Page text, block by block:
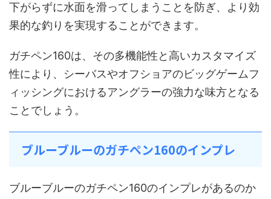
下がらずに水面を滑ってしまうことを防ぎ、より効
果的な釣りを実現することができます。
ガチペン160は、その多機能性と高いカスタマイズ
性により、シーバスやオフショアのビッグゲームフ
ィッシングにおけるアングラーの強力な味方となる
ことでしょう。
ブルーブルーのガチペン160のインプレ
ブルーブルーのガチペン160のインプレがあるのか